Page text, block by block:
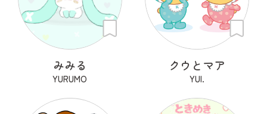
みみる
YURUMO
クウとマア
YUI.